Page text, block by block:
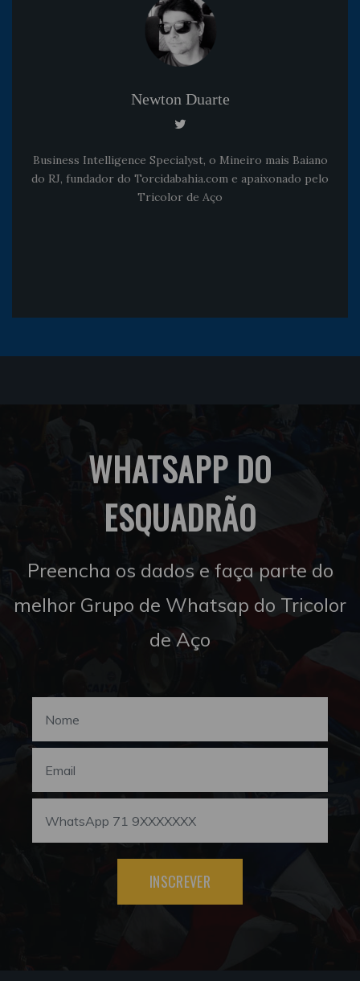
Newton Duarte
Business Intelligence Specialyst, o Mineiro mais Baiano
do RJ, fundador do Torcidabahia.com e apaixonado pelo
Tricolor de Aço
WHATSAPP DO
ESQUADRÃO
Preencha os dados e faça parte do
melhor Grupo de Whatsap do Tricolor
de Aço
INSCREVER